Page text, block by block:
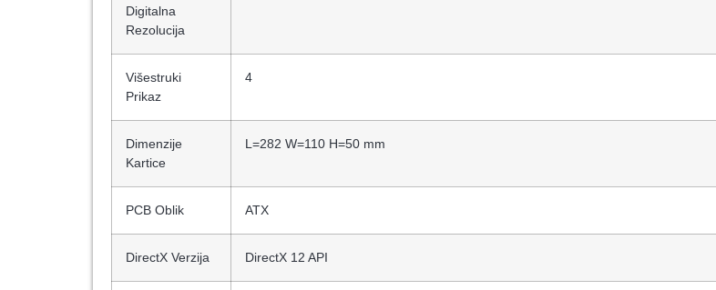
Digitalna
Rezolucija
Višestruki
Prikaz
4
Dimenzije
Kartice
L=282 W=110 H=50 mm
PCB Oblik ATX
DirectX Verzija DirectX 12 API